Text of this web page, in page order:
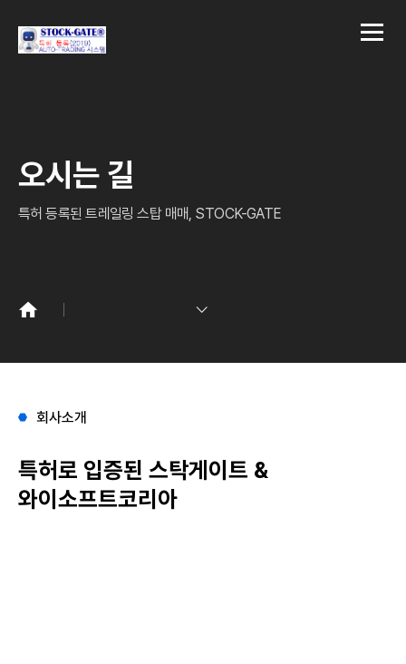
오시는 길
특허 등록된 트레일링 스탑 매매, STOCK-GATE
회사소개
특허로 입증된 스탁게이트 &
와이소프트코리아